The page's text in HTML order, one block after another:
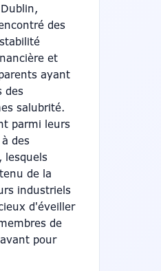
des
et
ayant
des
salubrité.
parmi leurs
des
lesquels
de la
industriels
d'éveiller
de
pour